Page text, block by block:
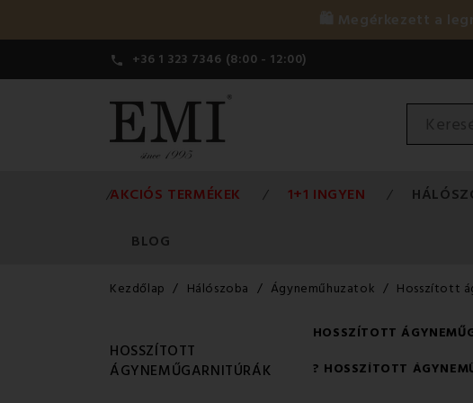
🛍️ Megérkezett a
 +36 1 323 7346 (8:00 - 12:00)
AKCIÓS TERMÉKEK 1+1 INGYEN
BLOG
Kezdőlap Hálószoba Ágyneműhuzatok Hosszított
HOSSZÍTOTT
ÁGYNEMŰGARNITÚRÁK
HOSSZÍTOTT
?️ HOSSZÍTOTT